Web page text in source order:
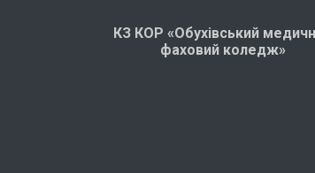
КЗ КОР «Обухівський
фаховий коледж»